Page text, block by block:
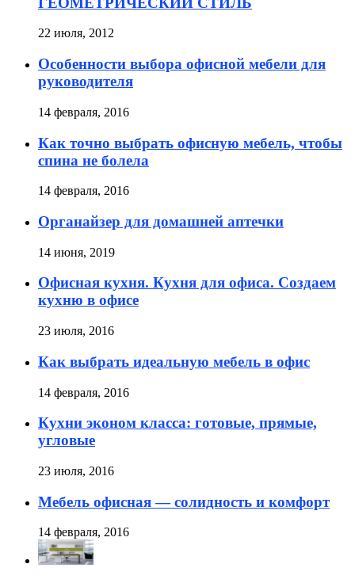
22 июля, 2012
Особенности выбора офисной мебели для
руководителя
14 февраля, 2016
Как точно выбрать офисную мебель, чтобы
спина не болела
14 февраля, 2016
Органайзер для домашней аптечки
14 июня, 2019
Офисная кухня. Кухня для офиса. Создаем
кухню в офисе
23 июля, 2016
Как выбрать идеальную мебель в офис
14 февраля, 2016
Кухни эконом класса: готовые, прямые,
угловые
23 июля, 2016
Мебель офисная — солидность и комфорт
14 февраля, 2016